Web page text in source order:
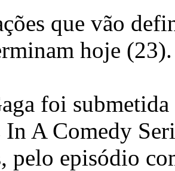
que vão
hoje (23).
foi
In A Comedy
pelo episódio